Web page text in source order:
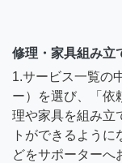
修理・家具組み立
1.サービス一覧の
ー）を選び、「依
理や家具を組み立
トができるよう
どをサポーターへ